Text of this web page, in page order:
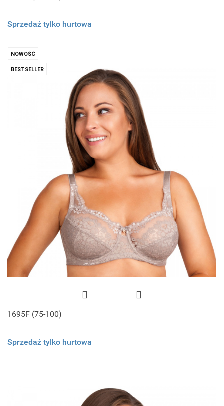
Sprzedaż tylko hurtowa
NOWOŚĆ
BESTSELLER
1695F (75-100)
Sprzedaż tylko hurtowa